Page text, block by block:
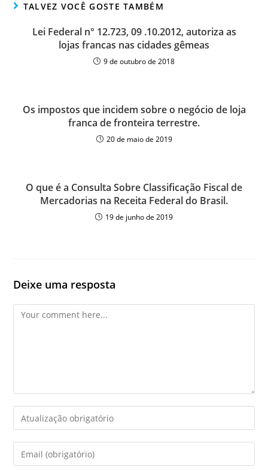
TALVEZ VOCÊ GOSTE TAMBÉM
Lei Federal n° 12.723, 09 .10.2012, autoriza as
lojas francas nas cidades gêmeas
9 de outubro de 2018
Os impostos que incidem sobre o negócio de loja
franca de fronteira terrestre.
20 de maio de 2019
O que é a Consulta Sobre Classificação Fiscal de
Mercadorias na Receita Federal do Brasil.
19 de junho de 2019
Deixe uma resposta
Comment
Enter
your
name
Enter
your